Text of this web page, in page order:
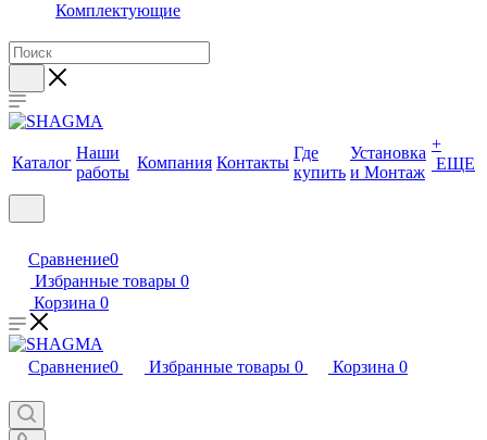
Комплектующие
Каталог
Наши
работы
Компания Контакты
Где
купить
Установка
и Монтаж
+
ЕЩЕ
Сравнение0
Избранные товары 0
Корзина 0
Сравнение0 Избранные товары 0 Корзина 0